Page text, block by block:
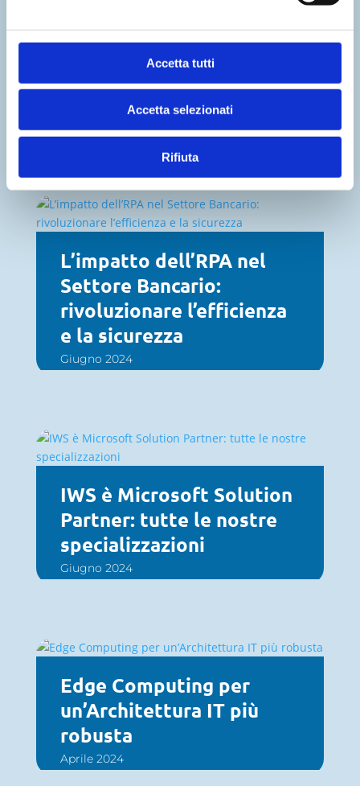
Accetta tutti
Accetta selezionati
Rifiuta
La Direttiva Nis2: che
cos’è e come adeguarsi
L’impatto dell’RPA nel
Settore Bancario:
rivoluzionare l’efficienza
e la sicurezza
Giugno 2024
IWS è Microsoft Solution
Partner: tutte le nostre
specializzazioni
Giugno 2024
Edge Computing per
un’Architettura IT più
robusta
Aprile 2024